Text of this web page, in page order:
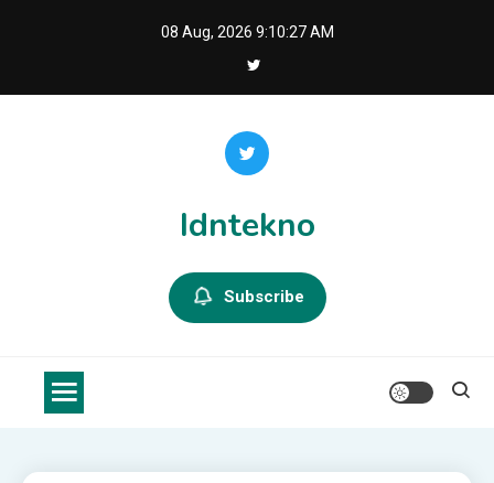
08 Aug, 2026 9:10:28 AM
Idntekno
Subscribe